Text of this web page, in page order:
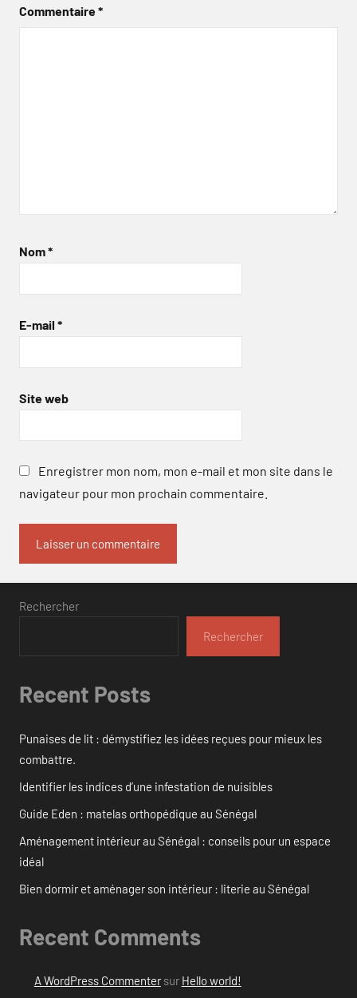
Commentaire*
Nom*
E-mail *
Site web
Enregistrer mon nom, mon e-mail et mon site dans le
navigateur pour mon prochain commentaire.
Rechercher
Rechercher
Recent Posts
Punaises de lit : démystifiez les idées reçues pour mieux les
combattre.
Identifier les indices d’une infestation de nuisibles
Guide Eden : matelas orthopédique au Sénégal
Aménagement intérieur au Sénégal : conseils pour un espace
idéal
Bien dormir et aménager son intérieur : literie au Sénégal
Recent Comments
A WordPress Commentersur Hello world!